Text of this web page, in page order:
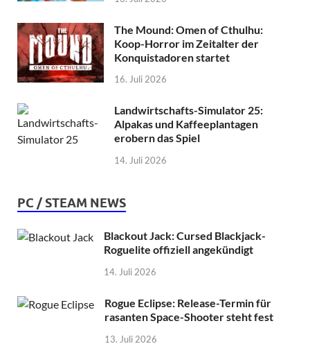
The Mound: Omen of Cthulhu:
Koop-Horror im Zeitalter der
Konquistadoren startet
16. Juli 2026
Landwirtschafts-Simulator 25:
Alpakas und Kaffeeplantagen
erobern das Spiel
14. Juli 2026
PC / STEAM NEWS
Blackout Jack: Cursed Blackjack-
Roguelite offiziell angekündigt
14. Juli 2026
Rogue Eclipse: Release-Termin für
rasanten Space-Shooter steht fest
13. Juli 2026